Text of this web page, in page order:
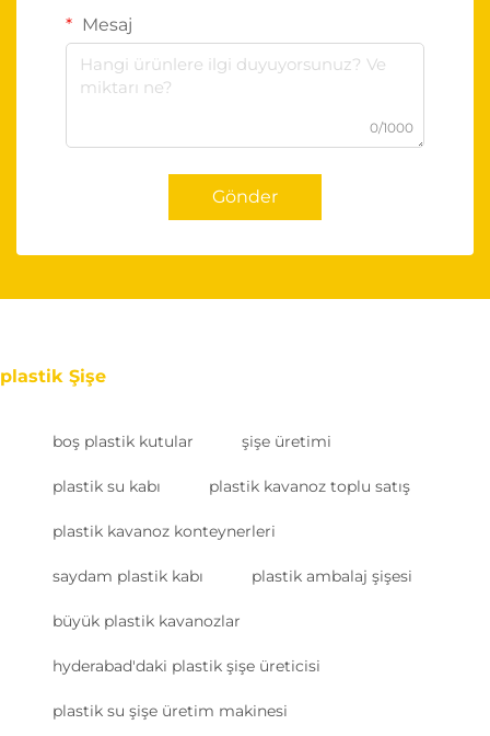
Mesaj
0/1000
Gönder
plastik Şişe
boş plastik kutular şişe üretimi
plastik su kabı plastik kavanoz toplu satış
plastik kavanoz konteynerleri
saydam plastik kabı plastik ambalaj şişesi
büyük plastik kavanozlar
hyderabad'daki plastik şişe üreticisi
plastik su şişe üretim makinesi